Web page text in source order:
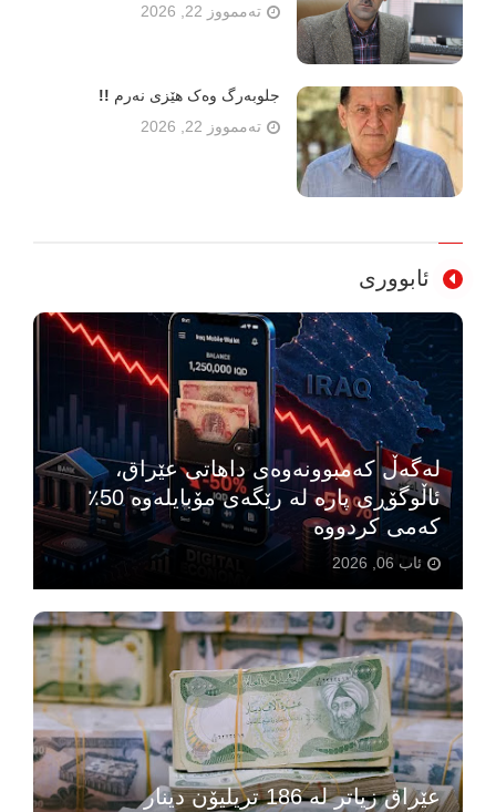
تەممووز 22, 2026
جلوبەرگ وەک هێزی نەرم !!
تەممووز 22, 2026
ئابووری
لەگەڵ کەمبوونەوەی داهاتی عێراق،
ئاڵوگۆڕی پارە لە رێگەی مۆبایلەوە 50٪
کەمی کردووە
ئاب 06, 2026
عێراق زیاتر لە 186 تریلیۆن دینار